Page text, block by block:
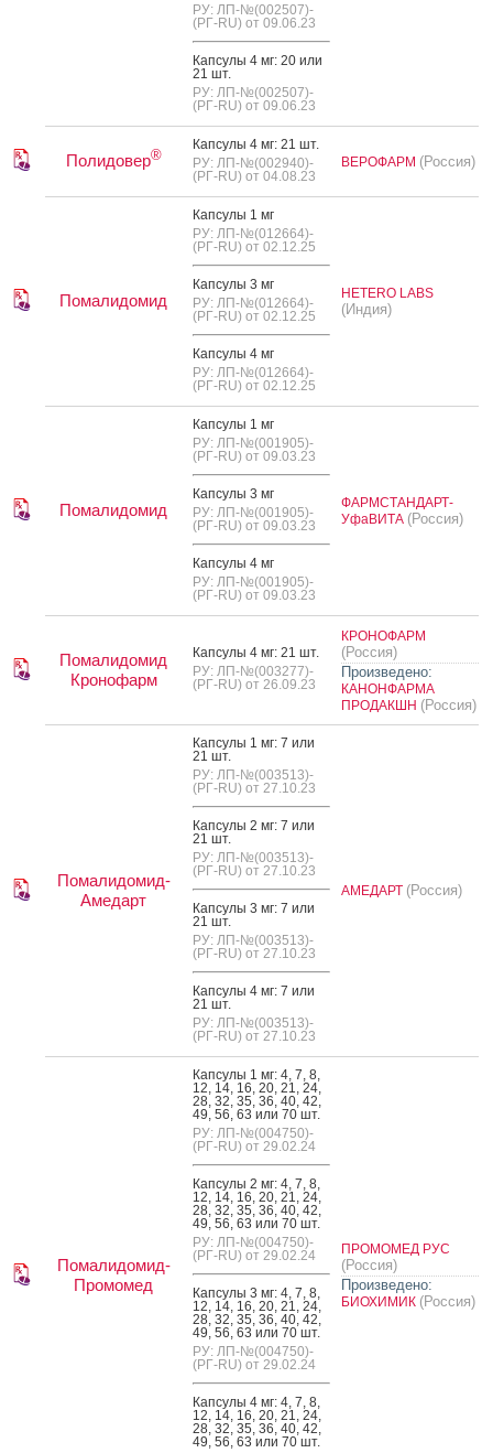
РУ: ЛП-№(002507)-
(РГ-RU) от 09.06.23
Кап­су­лы 4 мг: 20 или
21 шт.
РУ: ЛП-№(002507)-
(РГ-RU) от 09.06.23
Полидовер®
Кап­су­лы 4 мг: 21 шт.
РУ: ЛП-№(002940)-
(РГ-RU) от 04.08.23
ВЕРОФАРМ (Россия)
Помалидомид
Кап­су­лы 1 мг
РУ: ЛП-№(012664)-
(РГ-RU) от 02.12.25
Кап­су­лы 3 мг
РУ: ЛП-№(012664)-
(РГ-RU) от 02.12.25
Кап­су­лы 4 мг
РУ: ЛП-№(012664)-
(РГ-RU) от 02.12.25
HETERO LABS
(Индия)
Помалидомид
Кап­су­лы 1 мг
РУ: ЛП-№(001905)-
(РГ-RU) от 09.03.23
Кап­су­лы 3 мг
РУ: ЛП-№(001905)-
(РГ-RU) от 09.03.23
Кап­су­лы 4 мг
РУ: ЛП-№(001905)-
(РГ-RU) от 09.03.23
ФАРМСТАНДАРТ-
УфаВИТА (Россия)
Помалидомид
Кронофарм
Кап­су­лы 4 мг: 21 шт.
РУ: ЛП-№(003277)-
(РГ-RU) от 26.09.23
КРОНОФАРМ
(Россия)
Произведено:
КАНОНФАРМА
ПРОДАКШН (Россия)
Помалидомид-
Амедарт
Кап­су­лы 1 мг: 7 или
21 шт.
РУ: ЛП-№(003513)-
(РГ-RU) от 27.10.23
Кап­су­лы 2 мг: 7 или
21 шт.
РУ: ЛП-№(003513)-
(РГ-RU) от 27.10.23
Кап­су­лы 3 мг: 7 или
21 шт.
РУ: ЛП-№(003513)-
(РГ-RU) от 27.10.23
Кап­су­лы 4 мг: 7 или
21 шт.
РУ: ЛП-№(003513)-
(РГ-RU) от 27.10.23
АМЕДАРТ (Россия)
Помалидомид-
Промомед
Кап­су­лы 1 мг: 4, 7, 8,
12, 14, 16, 20, 21, 24,
28, 32, 35, 36, 40, 42,
49, 56, 63 или 70 шт.
РУ: ЛП-№(004750)-
(РГ-RU) от 29.02.24
Кап­су­лы 2 мг: 4, 7, 8,
12, 14, 16, 20, 21, 24,
28, 32, 35, 36, 40, 42,
49, 56, 63 или 70 шт.
РУ: ЛП-№(004750)-
(РГ-RU) от 29.02.24
Кап­су­лы 3 мг: 4, 7, 8,
12, 14, 16, 20, 21, 24,
28, 32, 35, 36, 40, 42,
49, 56, 63 или 70 шт.
РУ: ЛП-№(004750)-
(РГ-RU) от 29.02.24
Кап­су­лы 4 мг: 4, 7, 8,
12, 14, 16, 20, 21, 24,
28, 32, 35, 36, 40, 42,
49, 56, 63 или 70 шт.
ПРОМОМЕД РУС
(Россия)
Произведено:
БИОХИМИК (Россия)